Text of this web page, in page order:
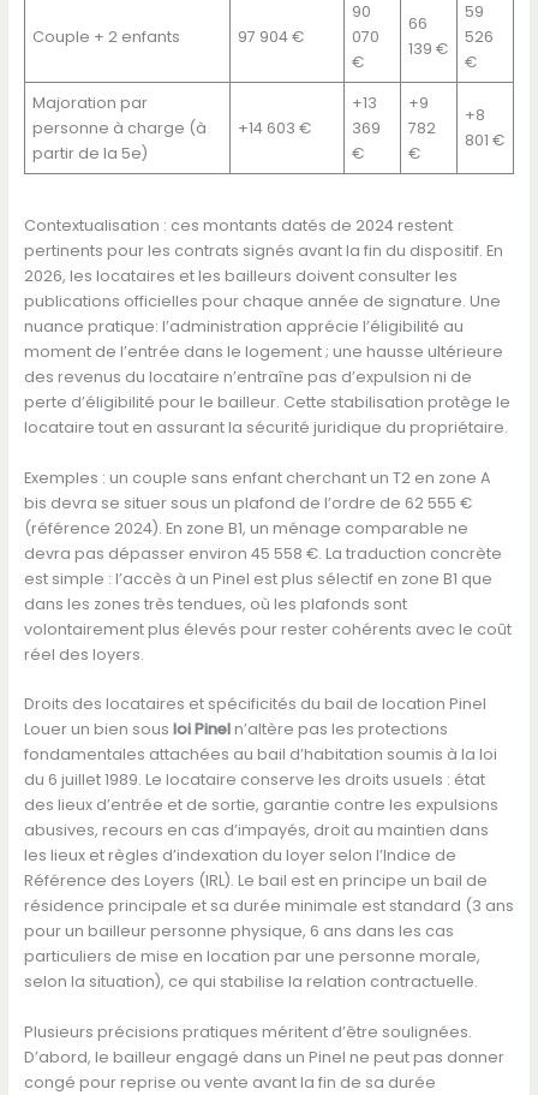
Couple + 2 enfants 97 904 €
90
070
€
66
139 €
59
526
€
Majoration par
personne à charge (à
partir de la 5e)
+14 603 €
+13
369
€
+9
782
€
+8
801 €
Contextualisation : ces montants datés de 2024 restent
pertinents pour les contrats signés avant la fin du dispositif. En
2026, les locataires et les bailleurs doivent consulter les
publications officielles pour chaque année de signature. Une
nuance pratique: l’administration apprécie l’éligibilité au
moment de l’entrée dans le logement ; une hausse ultérieure
des revenus du locataire n’entraîne pas d’expulsion ni de
perte d’éligibilité pour le bailleur. Cette stabilisation protège le
locataire tout en assurant la sécurité juridique du propriétaire.
Exemples : un couple sans enfant cherchant un T2 en zone A
bis devra se situer sous un plafond de l’ordre de 62 555 €
(référence 2024). En zone B1, un ménage comparable ne
devra pas dépasser environ 45 558 €. La traduction concrète
est simple : l’accès à un Pinel est plus sélectif en zone B1 que
dans les zones très tendues, où les plafonds sont
volontairement plus élevés pour rester cohérents avec le coût
réel des loyers.
Droits des locataires et spécificités du bail de location Pinel
Louer un bien sous loi Pineln’altère pas les protections
fondamentales attachées au bail d’habitation soumis à la loi
du 6 juillet 1989. Le locataire conserve les droits usuels : état
des lieux d’entrée et de sortie, garantie contre les expulsions
abusives, recours en cas d’impayés, droit au maintien dans
les lieux et règles d’indexation du loyer selon l’Indice de
Référence des Loyers (IRL). Le bail est en principe un bail de
résidence principale et sa durée minimale est standard (3 ans
pour un bailleur personne physique, 6 ans dans les cas
particuliers de mise en location par une personne morale,
selon la situation), ce qui stabilise la relation contractuelle.
Plusieurs précisions pratiques méritent d’être soulignées.
D’abord, le bailleur engagé dans un Pinel ne peut pas donner
congé pour reprise ou vente avant la fin de sa durée